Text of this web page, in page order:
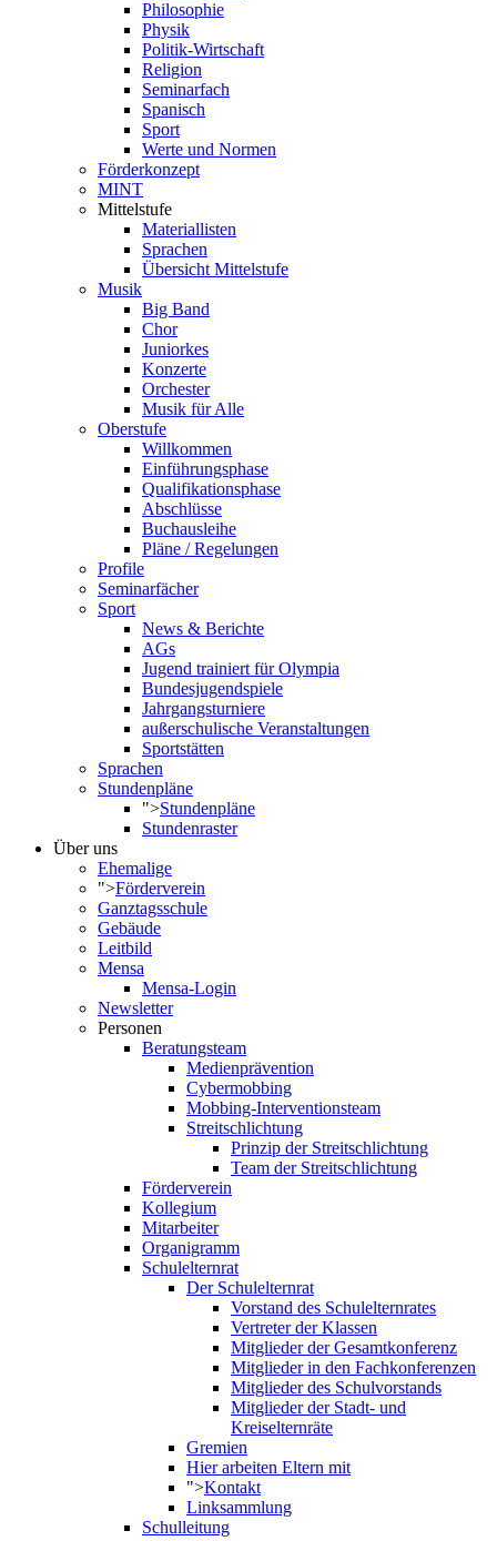
Philosophie
Physik
Politik-Wirtschaft
Religion
Seminarfach
Spanisch
Sport
Werte und Normen
Förderkonzept
MINT
Mittelstufe
Materiallisten
Sprachen
Übersicht Mittelstufe
Musik
Big Band
Chor
Juniorkes
Konzerte
Orchester
Musik für Alle
Oberstufe
Willkommen
Einführungsphase
Qualifikationsphase
Abschlüsse
Buchausleihe
Pläne / Regelungen
Profile
Seminarfächer
Sport
News & Berichte
AGs
Jugend trainiert für Olympia
Bundesjugendspiele
Jahrgangsturniere
außerschulische Veranstaltungen
Sportstätten
Sprachen
Stundenpläne
">Stundenpläne
Stundenraster
Über uns
Ehemalige
">Förderverein
Ganztagsschule
Gebäude
Leitbild
Mensa
Mensa-Login
Newsletter
Personen
Beratungsteam
Medienprävention
Cybermobbing
Mobbing-Interventionsteam
Streitschlichtung
Prinzip der Streitschlichtung
Team der Streitschlichtung
Förderverein
Kollegium
Mitarbeiter
Organigramm
Schulelternrat
Der Schulelternrat
Vorstand des Schulelternrates
Vertreter der Klassen
Mitglieder der Gesamtkonferenz
Mitglieder in den Fachkonferenzen
Mitglieder des Schulvorstands
Mitglieder der Stadt- und
Kreiselternräte
Gremien
Hier arbeiten Eltern mit
">Kontakt
Linksammlung
Schulleitung